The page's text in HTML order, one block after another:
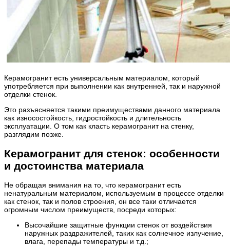
Керамогранит есть универсальным материалом, который
употребляется при выполнении как внутренней, так и наружной
отделки стенок.
Это разъясняется такими преимуществами данного материала
как износостойкость, гидростойкость и длительность
эксплуатации. О том как класть керамогранит на стенку,
разглядим позже.
Керамогранит для стенок: особенности
и достоинства материала
Не обращая внимания на то, что керамогранит есть
ненатуральным материалом, используемым в процессе отделки
как стенок, так и полов строения, он все таки отличается
огромным числом преимуществ, посреди которых:
Высочайшие защитные функции стенок от воздействия
наружных раздражителей, таких как солнечное излучение,
влага, перепады температуры и т.д.;